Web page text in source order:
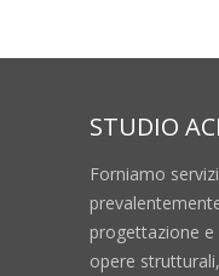
STUDIO
Forniamo
progettazione
opere